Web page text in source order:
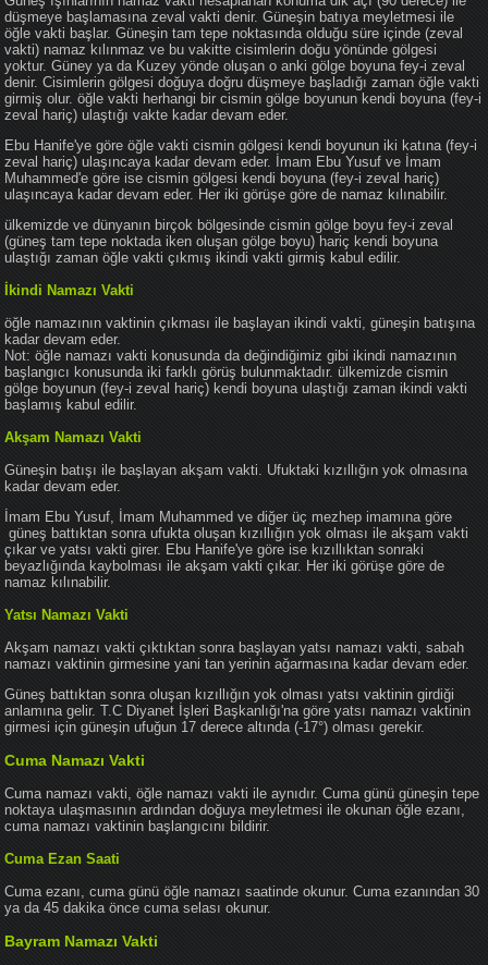
düşmeye başlamasına zeval vakti denir. Güneşin batıya meyletmesi ile
öğle vakti başlar. Güneşin tam tepe noktasında olduğu süre içinde (zeval
vakti) namaz kılınmaz ve bu vakitte cisimlerin doğu yönünde gölgesi
yoktur. Güney ya da Kuzey yönde oluşan o anki gölge boyuna fey-i zeval
denir. Cisimlerin gölgesi doğuya doğru düşmeye başladığı zaman öğle vakti
girmiş olur. öğle vakti herhangi bir cismin gölge boyunun kendi boyuna (fey-i
zeval hariç) ulaştığı vakte kadar devam eder.
Ebu Hanife'ye göre öğle vakti cismin gölgesi kendi boyunun iki katına (fey-i
zeval hariç) ulaşıncaya kadar devam eder. İmam Ebu Yusuf ve İmam
Muhammed'e göre ise cismin gölgesi kendi boyuna (fey-i zeval hariç)
ulaşıncaya kadar devam eder. Her iki görüşe göre de namaz kılınabilir.
ülkemizde ve dünyanın birçok bölgesinde cismin gölge boyu fey-i zeval
(güneş tam tepe noktada iken oluşan gölge boyu) hariç kendi boyuna
ulaştığı zaman öğle vakti çıkmış ikindi vakti girmiş kabul edilir.
İkindi Namazı Vakti
öğle namazının vaktinin çıkması ile başlayan ikindi vakti, güneşin batışına
kadar devam eder.
Not: öğle namazı vakti konusunda da değindiğimiz gibi ikindi namazının
başlangıcı konusunda iki farklı görüş bulunmaktadır. ülkemizde cismin
gölge boyunun (fey-i zeval hariç) kendi boyuna ulaştığı zaman ikindi vakti
başlamış kabul edilir.
Akşam Namazı Vakti
Güneşin batışı ile başlayan akşam vakti. Ufuktaki kızıllığın yok olmasına
kadar devam eder.
İmam Ebu Yusuf, İmam Muhammed ve diğer üç mezhep imamına göre
güneş battıktan sonra ufukta oluşan kızıllığın yok olması ile akşam vakti
çıkar ve yatsı vakti girer. Ebu Hanife'ye göre ise kızıllıktan sonraki
beyazlığında kaybolması ile akşam vakti çıkar. Her iki görüşe göre de
namaz kılınabilir.
Yatsı Namazı Vakti
Akşam namazı vakti çıktıktan sonra başlayan yatsı namazı vakti, sabah
namazı vaktinin girmesine yani tan yerinin ağarmasına kadar devam eder.
Güneş battıktan sonra oluşan kızıllığın yok olması yatsı vaktinin girdiği
anlamına gelir. T.C Diyanet İşleri Başkanlığı'na göre yatsı namazı vaktinin
girmesi için güneşin ufuğun 17 derece altında (-17°) olması gerekir.
Cuma Namazı Vakti
Cuma namazı vakti, öğle namazı vakti ile aynıdır. Cuma günü güneşin tepe
noktaya ulaşmasının ardından doğuya meyletmesi ile okunan öğle ezanı,
cuma namazı vaktinin başlangıcını bildirir.
Cuma Ezan Saati
Cuma ezanı, cuma günü öğle namazı saatinde okunur. Cuma ezanından 30
ya da 45 dakika önce cuma selası okunur.
Bayram Namazı Vakti